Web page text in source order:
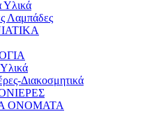
Υλικά
Λαμπάδες
Διακοσμητικά
ΟΝΟΜΑΤΑ